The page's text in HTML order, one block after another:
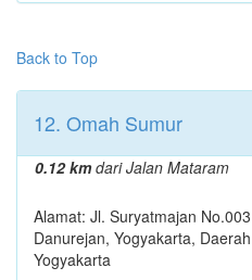
Back to Top
12. Omah Sumur
0.12 kmdari Jalan Mataram
Alamat: Jl. Suryatmajan
Danurejan, Yogyakarta,
Yogyakarta